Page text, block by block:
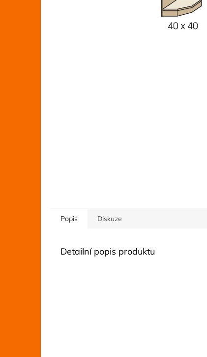
Popis Diskuze
Detailní popis produktu